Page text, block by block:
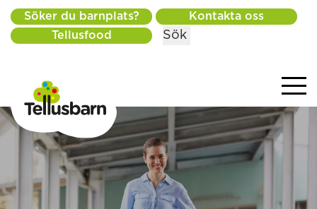
Söker du barnplats?
Kontakta oss
Tellusfood
Sök